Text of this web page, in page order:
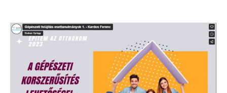
Gépészeti
felújítás
esettanulmányok